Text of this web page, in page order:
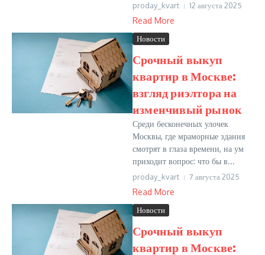
proday_kvart 12 августа 2025
Read More
Новости
Срочный выкуп
квартир в Москве:
взгляд риэлтора на
изменчивый рынок
Среди бесконечных улочек
Москвы, где мраморные здания
смотрят в глаза времени, на ум
приходит вопрос: что бы в...
proday_kvart 7 августа 2025
Read More
Новости
Срочный выкуп
квартир в Москве: